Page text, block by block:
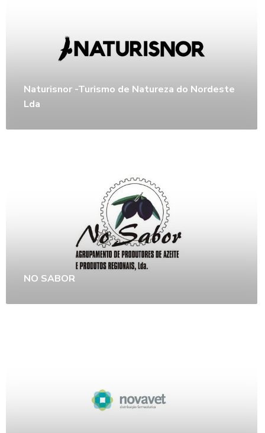
Naturisnor -Turismo de Natureza do Nordeste
Lda
NO SABOR